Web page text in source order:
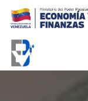
contenido